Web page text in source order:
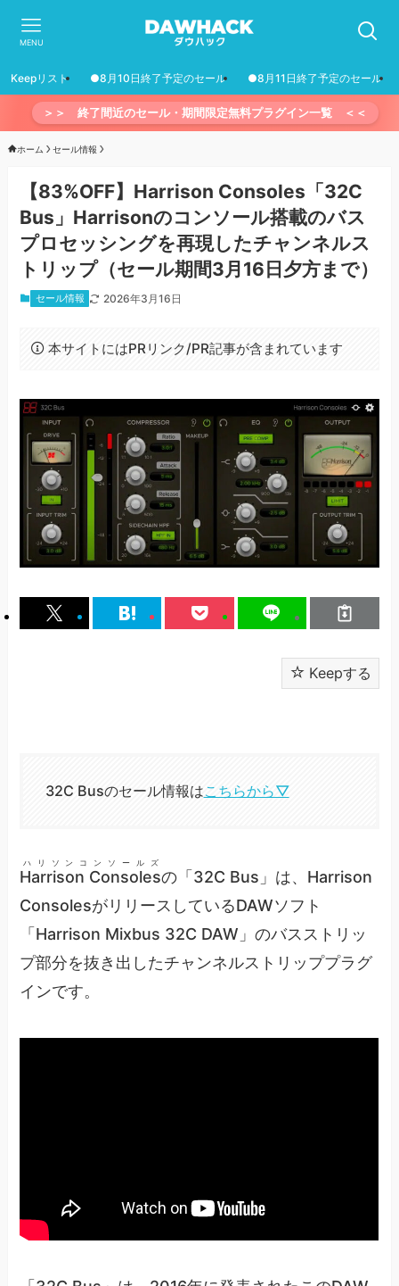
MENU
Keepリスト ●8月10日終了予定のセール ●8月11日終了予定のセール
＞＞ 終了間近のセール・期間限定無料プラグイン一覧 ＜＜
ホーム セール情報
【83%OFF】Harrison Consoles「32C
Bus」Harrisonのコンソール搭載のバス
プロセッシングを再現したチャンネルス
トリップ（セール期間3月16日夕方まで）
セール情報 2026年3月16日
本サイトにはPRリンク/PR記事が含まれています
Keepする
32C Busのセール情報はこちらから▽
Harrison Consoles
ハリソンコンソールズ
の「32C Bus」は、Harrison
ConsolesがリリースしているDAWソフト
「Harrison Mixbus 32C DAW」のバスストリッ
プ部分を抜き出したチャンネルストリッププラグ
インです。